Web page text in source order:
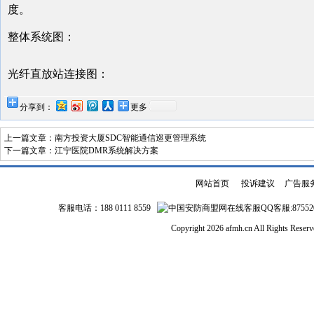
度。
整体系统图：
光纤直放站连接图：
分享到： 更多
上一篇文章： 南方投资大厦SDC智能通信巡更管理系统
下一篇文章： 江宁医院DMR系统解决方案
网站首页| 投诉建议 广告服
客服电话：188 0111 8559 QQ客服
Copyright 2026 afmh.cn All Rights